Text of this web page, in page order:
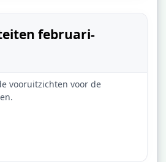
februari-
vooruitzichten voor de